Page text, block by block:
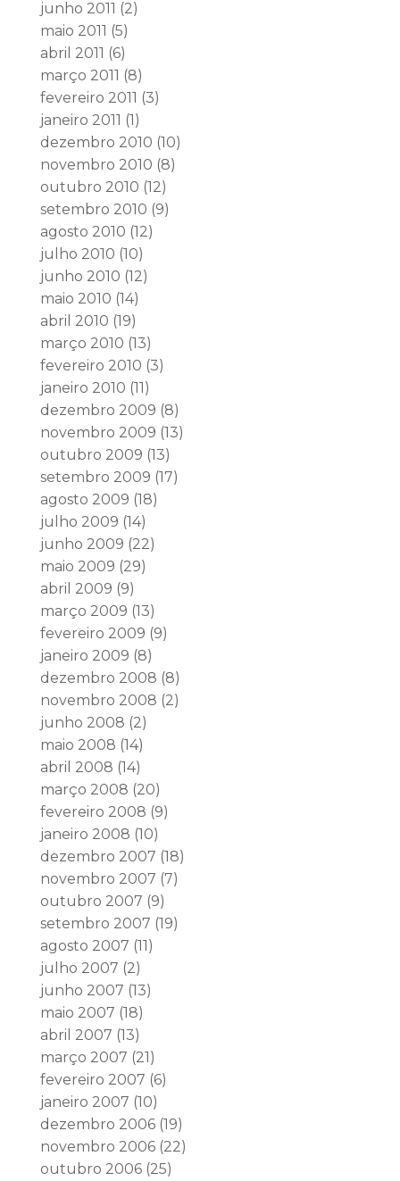
junho 2011 (2)
maio 2011 (5)
abril 2011 (6)
março 2011 (8)
fevereiro 2011 (3)
janeiro 2011 (1)
dezembro 2010 (10)
novembro 2010 (8)
outubro 2010 (12)
setembro 2010 (9)
agosto 2010 (12)
julho 2010 (10)
junho 2010 (12)
maio 2010 (14)
abril 2010 (19)
março 2010 (13)
fevereiro 2010 (3)
janeiro 2010 (11)
dezembro 2009 (8)
novembro 2009 (13)
outubro 2009 (13)
setembro 2009 (17)
agosto 2009 (18)
julho 2009 (14)
junho 2009 (22)
maio 2009 (29)
abril 2009 (9)
março 2009 (13)
fevereiro 2009 (9)
janeiro 2009 (8)
dezembro 2008 (8)
novembro 2008 (2)
junho 2008 (2)
maio 2008 (14)
abril 2008 (14)
março 2008 (20)
fevereiro 2008 (9)
janeiro 2008 (10)
dezembro 2007 (18)
novembro 2007 (7)
outubro 2007 (9)
setembro 2007 (19)
agosto 2007 (11)
julho 2007 (2)
junho 2007 (13)
maio 2007 (18)
abril 2007 (13)
março 2007 (21)
fevereiro 2007 (6)
janeiro 2007 (10)
dezembro 2006(19)
novembro 2006(22)
outubro 2006(25)